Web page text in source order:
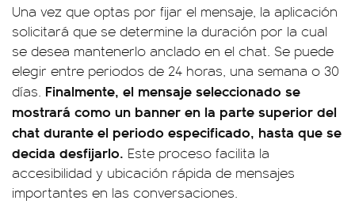
Una vez que optas por fijar el mensaje, la aplicación
solicitará que se determine la duración por la cual
se desea mantenerlo anclado en el chat. Se puede
elegir entre periodos de 24 horas, una semana o 30
días. Finalmente, el mensaje seleccionado se
mostrará como un banner en la parte superior del
chat durante el periodo especificado, hasta que se
decida desfijarlo. Este proceso facilita la
accesibilidad y ubicación rápida de mensajes
importantes en las conversaciones.